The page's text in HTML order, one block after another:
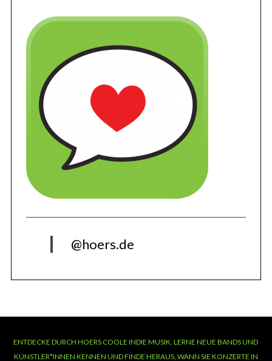
@hoers.de
ENTDECKE DURCH HOERS COOLE INDIE MUSIK, LERNE NEUE BANDS UND
KÜNSTLER*INNEN KENNEN UND FINDE HERAUS, WANN SIE KONZERTE IN